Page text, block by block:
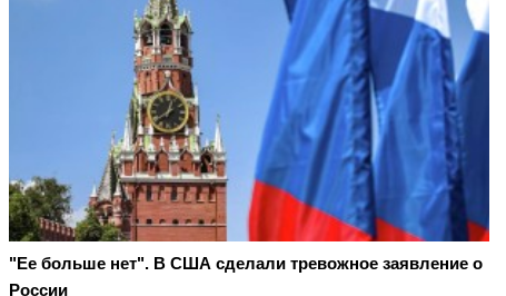
"Ее больше нет". В США сделали тревожное заявление о
России